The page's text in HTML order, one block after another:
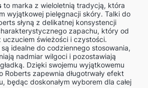
to marka z wieloletnią tradycją, która
wyjątkowej pielęgnacji skóry. Talki do
słyną z delikatnej konsystencji
zapachu, który od
uczuciem świeżości i czystości.
idealne do codziennego stosowania,
nadmiar wilgoci i pozostawiają
Dzięki swojemu wyjątkowemu
Roberts zapewnia długotrwały efekt
będąc doskonałym wyborem dla całej